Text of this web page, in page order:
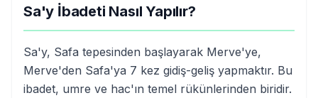
Sa'y İbadeti Nasıl Yapılır?
Sa'y, Safa tepesinden başlayarak Merve'ye,
Merve'den Safa'ya 7 kez gidiş-geliş yapmaktır. Bu
ibadet, umre ve hac'ın temel rükünlerinden biridir.